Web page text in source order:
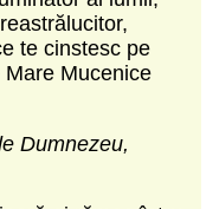
te cinstesc pe
Mucenice
Dumnezeu,